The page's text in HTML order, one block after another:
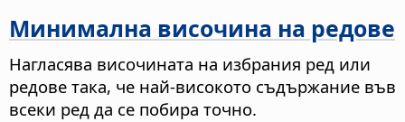
Минимална височина на редове
Нагласява височината на избрания ред или
редове така, че най-високото съдържание във
всеки ред да се побира точно.